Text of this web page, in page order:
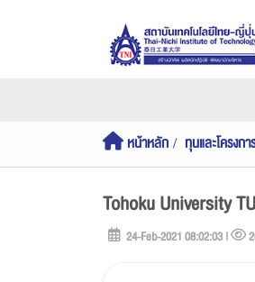
หน้าหลัก ทุนและโครงก
Tohoku University
24-Feb-2021 08:02:03 |